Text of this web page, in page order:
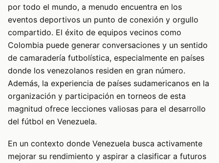
por todo el mundo, a menudo encuentra en los
eventos deportivos un punto de conexión y orgullo
compartido. El éxito de equipos vecinos como
Colombia puede generar conversaciones y un sentido
de camaradería futbolística, especialmente en países
donde los venezolanos residen en gran número.
Además, la experiencia de países sudamericanos en la
organización y participación en torneos de esta
magnitud ofrece lecciones valiosas para el desarrollo
del fútbol en Venezuela.
En un contexto donde Venezuela busca activamente
mejorar su rendimiento y aspirar a clasificar a futuros